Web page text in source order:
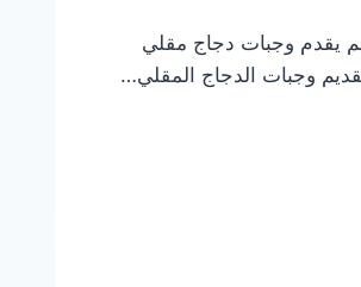
يقدم وجبات دجاج مقلي
وجبات الدجاج المقلي…